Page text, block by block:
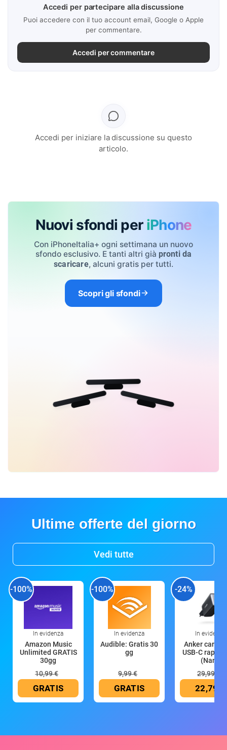
Accedi per partecipare alla discussione
Puoi accedere con il tuo account email, Google o Apple
per commentare.
Accedi per commentare
Accedi per iniziare la discussione su questo
articolo.
Nuovi sfondi per iPhone
Con iPhoneItalia+ ogni settimana un nuovo
sfondo esclusivo. E tanti altri già pronti da
scaricare, alcuni gratis per tutti.
Scopri gli sfondi
Ultime offerte del giorno
Vedi tutte
-100%
In evidenza
Amazon Music
Unlimited GRATIS
30gg
10,99 €
GRATIS
-100%
In evidenza
Audible: Gratis 30
gg
9,99 €
GRATIS
-24%
In evidenza
Anker
USB-C rapido
(Nano
29,99 €
22,79 €